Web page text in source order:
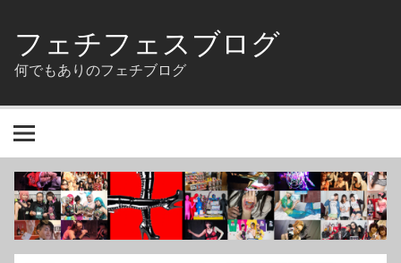
content
フェチフェスブログ
何でもありのフェチブログ